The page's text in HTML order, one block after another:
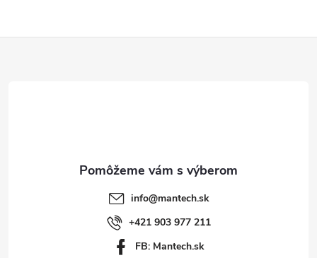
info@mantech.sk
+421 903 977 211
FB: Mantech.sk